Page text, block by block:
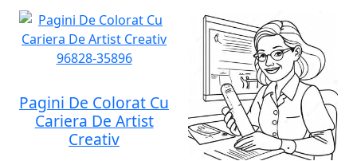
Pagini De Colorat Cu
Cariera De Artist
Creativ